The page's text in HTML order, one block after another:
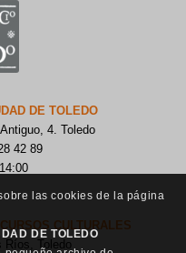
DE TOLEDO
4. Toledo
42 89
CULTURALES
Ríos, Toledo
las cookies de la página
DE TOLEDO